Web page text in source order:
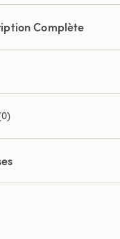
Complète